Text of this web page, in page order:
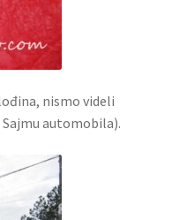
nismo videli
automobila).